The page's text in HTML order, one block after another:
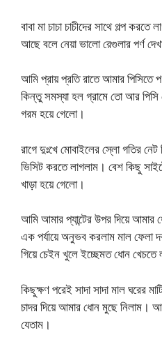
বাবা মা চাচা চাচীদের সাথে গল্প
আছে বলে নেয়া ভালো রেগুলার পর্ণ
আমি প্রায় প্রতি রাতে আমার পিসিতে
কিন্তু সমস্যা হল গ্রামে তো আর
গরম হয়ে গেলো।
রাগে দুঃখে মোবাইলের স্লো গতির নেট
ভিসিট করতে লাগলাম। বেশ কিছু
খাড়া হয়ে গেলো।
আমি আমার প্যান্টের উপর দিয়ে আমার
এক পর্যায়ে অনুভব করলাম মাল
গিয়ে চেইন খুলে ইচ্ছেমত ধোন খেচতে
কিছুক্ষণ পরেই সাদা সাদা মাল ঘরের
চাদর দিয়ে আমার ধোন মুছে নিলাম।
যেতাম।